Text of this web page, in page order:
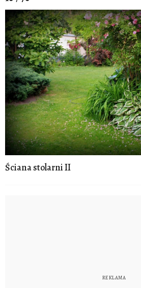
Ściana stolarni II